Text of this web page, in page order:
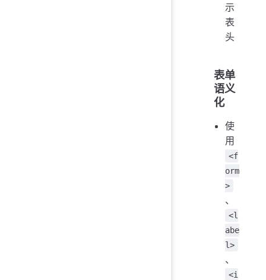
示
表
头
表单
语义
化
使
用
<f
orm
>
、
<l
abe
l>
、
<i